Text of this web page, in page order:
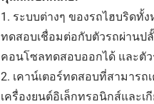
1. ระบบต่างๆ ของรถไฮบริด
ทดสอบเชื่อมต่อกับตัวรถผ่านป
คอนโซลทดสอบออกได้ และตั
2. เคาน์เตอร์ทดสอบที่สามาร
เครื่องยนต์อิเล็กทรอนิกส์และเ